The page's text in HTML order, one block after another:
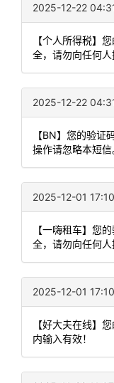
2025-12-22
【个人所得税】
全，请勿向任何人
2025-12-22
【BN】您的验
操作请忽略本短信
2025-12-01
【一嗨租车】您
全，请勿向任何人
2025-12-01
【好大夫在线】
内输入有效！